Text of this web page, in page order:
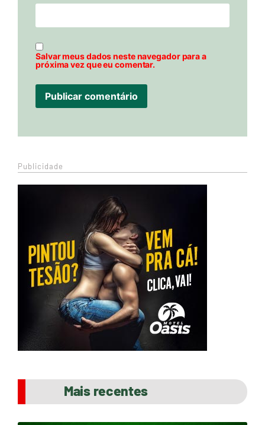
Salvar meus dados neste navegador para a
próxima vez que eu comentar.
Publicidade
Mais recentes